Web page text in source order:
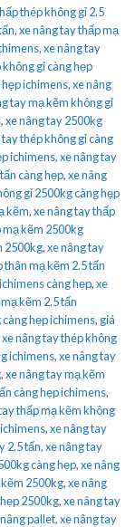
thép không gỉ 2.5
,xe nâng tay thấp mạ
,xe nâng tay
gỉ càng hẹp
ichimens,xe nâng
tay mạ kẽm không gỉ
,xe nâng tay 2500kg
tay thép không gỉ càng
ichimens,xe nâng tay
càng hẹp,xe nâng
gỉ 2500kg càng hẹp
kẽm,xe nâng tay thấp
mạ kẽm 2500kg
2500kg,xe nâng tay
thân mạ kẽm 2.5 tấn
càng hẹp,xe
kẽm 2.5 tấn
hẹp ichimens, giá
xe nâng tay thép không
ichimens,xe nâng tay
,xe nâng tay mạ kẽm
càng hẹp ichimens,
thấp mạ kẽm không
,xe nâng tay
2.5 tấn,xe nâng tay
càng hẹp,xe nâng
2500kg,xe nâng
2500kg,xe nâng tay
pallet,xe nâng tay